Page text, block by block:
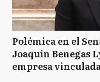
Polémica en el
Joaquín Benegas
empresa